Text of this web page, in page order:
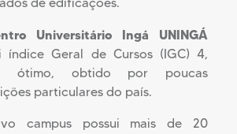
Universitário Ingá UNINGÁ
índice Geral de Cursos (IGC) 4,
ótimo, obtido por poucas
particulares do país.
campus possui mais de 20